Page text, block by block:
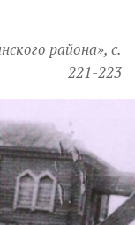
района», с.
221-223